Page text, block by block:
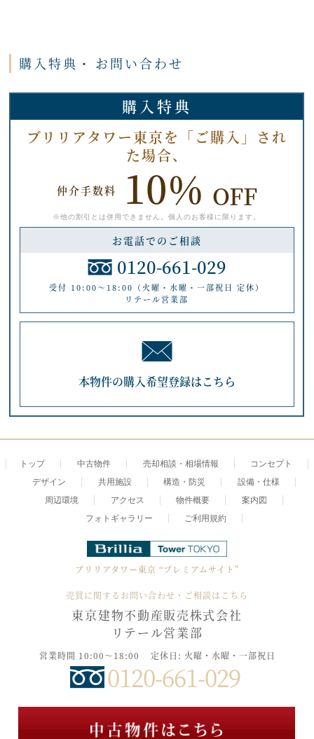
購入特典・ お問い合わせ
購入特典
ブリリアタワー東京を「ご購入」され
た場合、
仲介手数料 10% OFF
※他の割引とは併用できません。個人のお客様に限ります。
お電話でのご相談
0120-661-029
受付 10:00～18:00（火曜・水曜・一部祝日 定休）
リテール営業部
本物件の購入希望登録はこちら
トップ 中古物件 売却相談・相場情報
コンセプト
デザイン
共用施設 構造・防災
設備・仕様
周辺環境
アクセス 物件概要
案内図
フォトギャラリー
ご利用規約
ブリリアタワー東京 “プレミアムサイト”
売買に関するお問い合わせ・ご相談はこちら
東京建物不動産販売株式会社
リテール営業部
営業時間 10:00～18:00 定休日: 火曜・水曜・一部祝日
0120-661-029